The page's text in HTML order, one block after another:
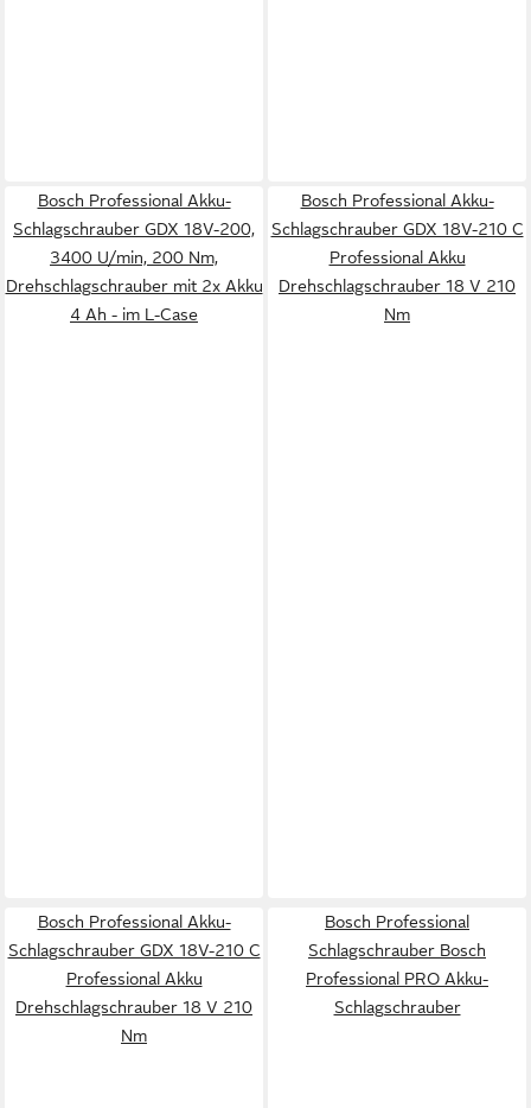
Bosch Professional Akku-
Schlagschrauber GDX 18V-200,
3400 U/min, 200 Nm,
Drehschlagschrauber mit 2x Akku
4 Ah - im L-Case
Bosch Professional Akku-
Schlagschrauber GDX 18V-210 C
Professional Akku
Drehschlagschrauber 18 V 210
Nm
Bosch Professional Akku-
Schlagschrauber GDX 18V-210 C
Professional Akku
Drehschlagschrauber 18 V 210
Nm
Bosch Professional
Schlagschrauber Bosch
Professional PRO Akku-
Schlagschrauber